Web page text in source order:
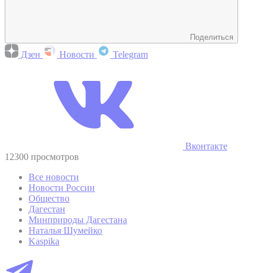
Поделиться
Дзен Новости Telegram
Вконтакте
12300 просмотров
Все новости
Новости России
Общество
Дагестан
Минприроды Дагестана
Наталья Шумейко
Kaspika